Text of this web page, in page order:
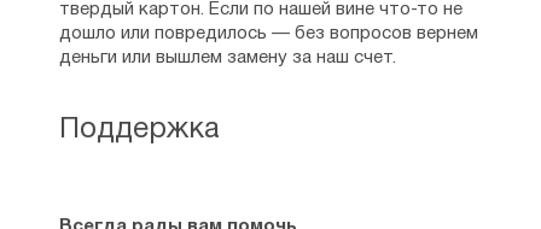
Поддержка
твердый картон. Если по нашей вине что-то не
дошло или повредилось — без вопросов вернем
деньги или вышлем замену за наш счет.